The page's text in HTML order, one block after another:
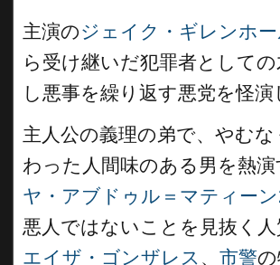
主演のジェイク・ギレンホ
ら受け継いだ犯罪者として
し悪事を繰り返す悪党を怪演
主人公の義理の弟で、やむな
わった人間味のある男を熱演
ヤ・アブドゥル＝マティー
悪人ではないことを見抜く
エイザ・ゴンザレス 、 市警